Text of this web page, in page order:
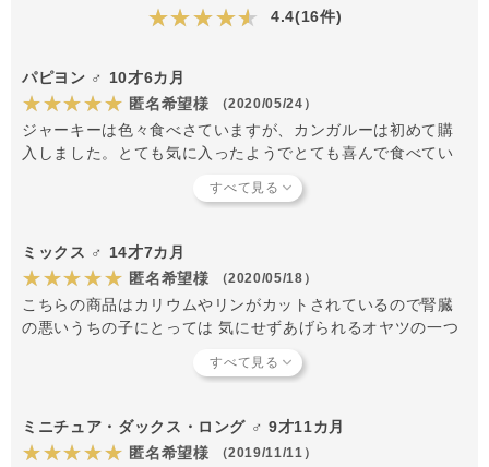
★★★★★ 4.4(16件)
パピヨン ♂ 10才6カ月
★★★★★ 匿名希望様 （2020/05/24）
ジャーキーは色々食べさていますが、カンガルーは初めて購
入しました。とても気に入ったようでとても喜んで食べてい
ミックス ♂ 14才7カ月
★★★★★ 匿名希望様 （2020/05/18）
こちらの商品はカリウムやリンがカットされているので腎臓
の悪いうちの子にとっては 気にせずあげられるオヤツの一つ
ミニチュア・ダックス・ロング ♂ 9才11カ月
★★★★★ 匿名希望様 （2019/11/11）